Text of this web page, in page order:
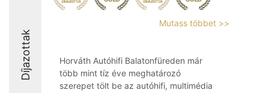
Díjazottak
Mutass többet >>
Horváth Autóhifi Balatonfüreden már
több mint tíz éve meghatározó
szerepet tölt be az autóhifi, multimédia